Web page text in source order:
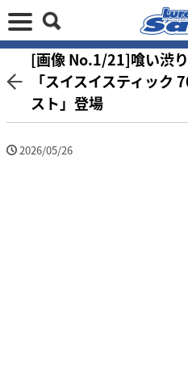
[画像 No.1/21]喰い渋
「スイスイスティック
スト」登場
2026/05/26